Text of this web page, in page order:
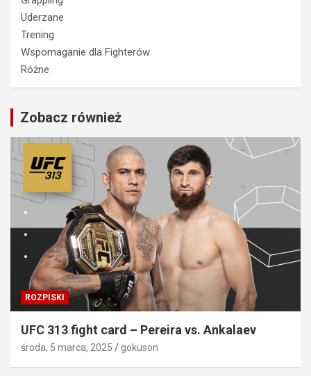
Uderzane
Trening
Wspomaganie dla Fighterów
Różne
Zobacz również
ROZPISKI
UFC 313 fight card – Pereira vs. Ankalaev
środa, 5 marca, 2025 gokuson